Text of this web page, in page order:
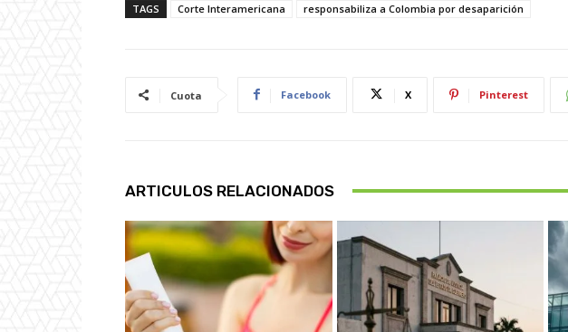
TAGS Corte Interamericana responsabiliza a Colombia por desaparición
Cuota Facebook X Pinterest
ARTICULOS RELACIONADOS